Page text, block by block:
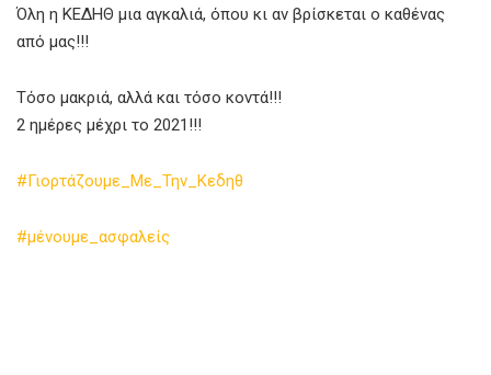
Όλη η ΚΕΔΗΘ μια αγκαλιά, όπου κι αν βρίσκεται ο καθένας
από μας!!!
Τόσο μακριά, αλλά και τόσο κοντά!!!
2 ημέρες μέχρι το 2021!!!
#Γιορτάζουμε_Με_Την_Κεδηθ
#μένουμε_ασφαλείς